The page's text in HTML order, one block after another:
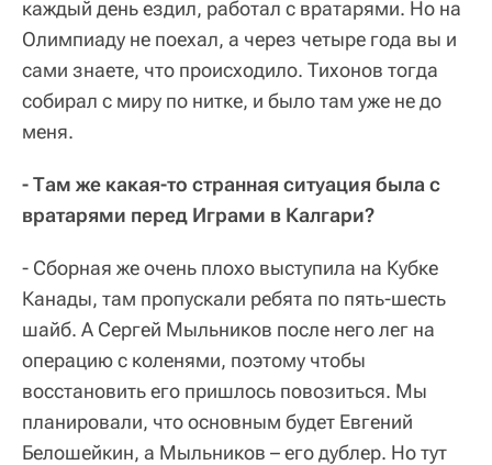
каждый день ездил, работал с вратарями. Но на
Олимпиаду не поехал, а через четыре года вы и
сами знаете, что происходило. Тихонов тогда
собирал с миру по нитке, и было там уже не до
меня.
- Там же какая-то странная ситуация была с
вратарями перед Играми в Калгари?
- Сборная же очень плохо выступила на Кубке
Канады, там пропускали ребята по пять-шесть
шайб. А Сергей Мыльников после него лег на
операцию с коленями, поэтому чтобы
восстановить его пришлось повозиться. Мы
планировали, что основным будет Евгений
Белошейкин, а Мыльников – его дублер. Но тут